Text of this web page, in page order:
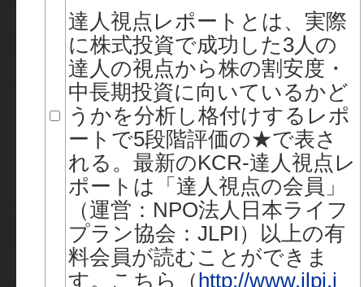
達人視点レポートとは、実際
に株式投資で成功した3人の
達人の視点から株の割安度・
中長期投資に向いているかど
うかを分析し格付けするレポ
ートで5段階評価の★で表さ
れる。最新のKCR-達人視点レ
ポートは「達人視点の会員」
（運営：NPO法人日本ライフ
プラン協会：JLPI）以上の有
料会員が読むことができま
す。こちら（http://www.jlpi.j